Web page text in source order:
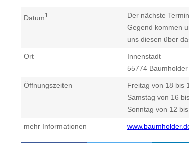
Datum1
Der nächste
Gegend kommen
uns diesen über
Ort
Innenstadt
55774 Baumholder
Öffnungszeiten
Freitag von 18 bis
Samstag von 16
Sonntag von 12
mehr Informationen